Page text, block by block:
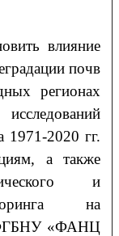
влияние
почв
регионах
1971-2020 гг.
а также
и
на
ФГБНУ «ФАНЦ